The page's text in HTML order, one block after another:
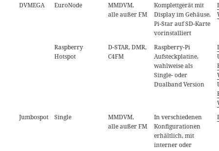
DVMEGA EuroNode
MMDVM,
alle außer FM
Komplettgerät mit
Display im Gehäuse,
Pi-Star auf SD-Karte
vorinstalliert
Raspberry
Hotspot
D-STAR, DMR,
C4FM
Raspberry-Pi
Aufsteckplatine,
wahlweise als
Single- oder
Dualband Version
Jumbospot
Single
MMDVM,
alle außer FM
In verschiedenen
Konfigurationen
erhältlich, mit
interner oder